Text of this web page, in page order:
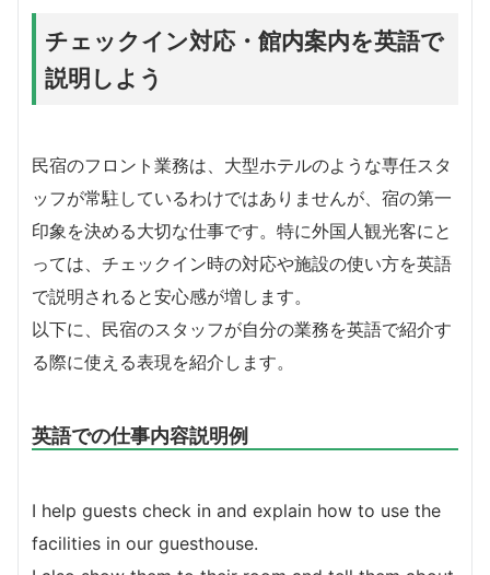
チェックイン対応・館内案内を英語で
説明しよう
民宿のフロント業務は、大型ホテルのような専任スタ
ッフが常駐しているわけではありませんが、宿の第一
印象を決める大切な仕事です。特に外国人観光客にと
っては、チェックイン時の対応や施設の使い方を英語
で説明されると安心感が増します。
以下に、民宿のスタッフが自分の業務を英語で紹介す
る際に使える表現を紹介します。
英語での仕事内容説明例
I help guests check in and explain how to use the
facilities in our guesthouse.